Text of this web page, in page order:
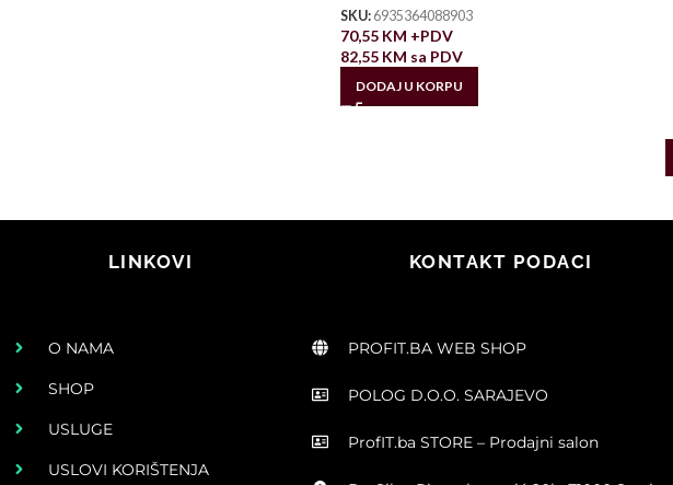
SKU: 6935364088903
70,55 KM +PDV
82,55 KM sa PDV
DODAJ U KORPU
LINKOVI
O NAMA
SHOP
USLUGE
USLOVI KORIŠTENJA
KONTAKT PODACI
PROFIT.BA WEB SHOP
POLOG D.O.O. SARAJEVO
ProfIT.ba STORE – Prodajni salon